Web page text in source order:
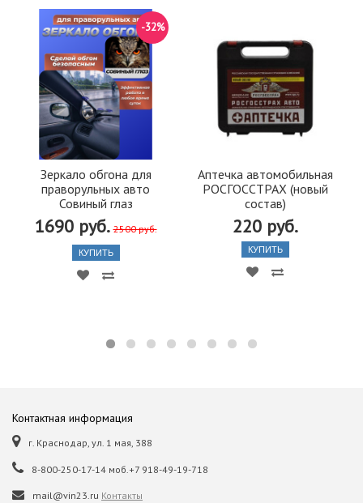
Зеркало обгона для
праворульных авто
Совиный глаз
1690 руб. 2500 руб.
-32%
КУПИТЬ
Аптечка автомобильная
РОСГОССТРАХ (новый
состав)
220 руб.
КУПИТЬ
Контактная информация
г. Краснодар, ул. 1 мая, 388
8-800-250-17-14 моб.+7 918-49-19-718
mail@vin23.ru Контакты